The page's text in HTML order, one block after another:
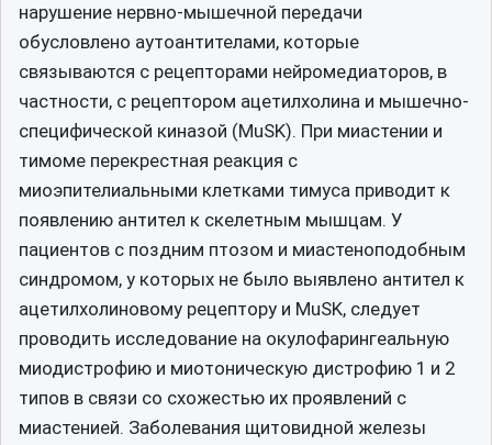
нарушение нервно-мышечной передачи
обусловлено аутоантителами, которые
связываются с рецепторами нейромедиаторов, в
частности, с рецептором ацетилхолина и мышечно-
специфической киназой (MuSK). При миастении и
тимоме перекрестная реакция с
миоэпителиальными клетками тимуса приводит к
появлению антител к скелетным мышцам. У
пациентов с поздним птозом и миастеноподобным
синдромом, у которых не было выявлено антител к
ацетилхолиновому рецептору и MuSK, следует
проводить исследование на окулофарингеальную
миодистрофию и миотоническую дистрофию 1 и 2
типов в связи со схожестью их проявлений с
миастенией. Заболевания щитовидной железы